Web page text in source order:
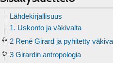
Lähdekirjallisuus
1. Uskonto ja väkivalta
2 René Girard ja pyhitetty
3 Girardin antropologia